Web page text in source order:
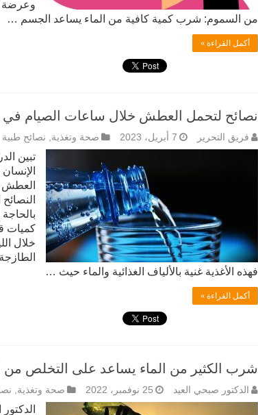
وعرضة
من السموم: شرب كمية كافية من الماء يساعد الجسم …
أكمل القراءة »
نصائح لتحمل العطش خلال ساعات الصيام
فريق التحرير 7 أبريل، 2023 صحة وتغذية, نصائح طبية
تبين
العطش
كميات
خلال
فهذه الأغذية غنية بالألياف الغذائية والماء حيث …
أكمل القراءة »
شرب الكثير من الماء يساعد على التخلص من
الدكتور صبحي العيد 25 نوفمبر، 2022 صحة وتغذية,